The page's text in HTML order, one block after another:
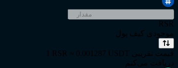
RSR
موجودی کیف پول
قیمت تقریبی 1 RSR ≈ 0.001287 USDT
دریافت می‌کنم